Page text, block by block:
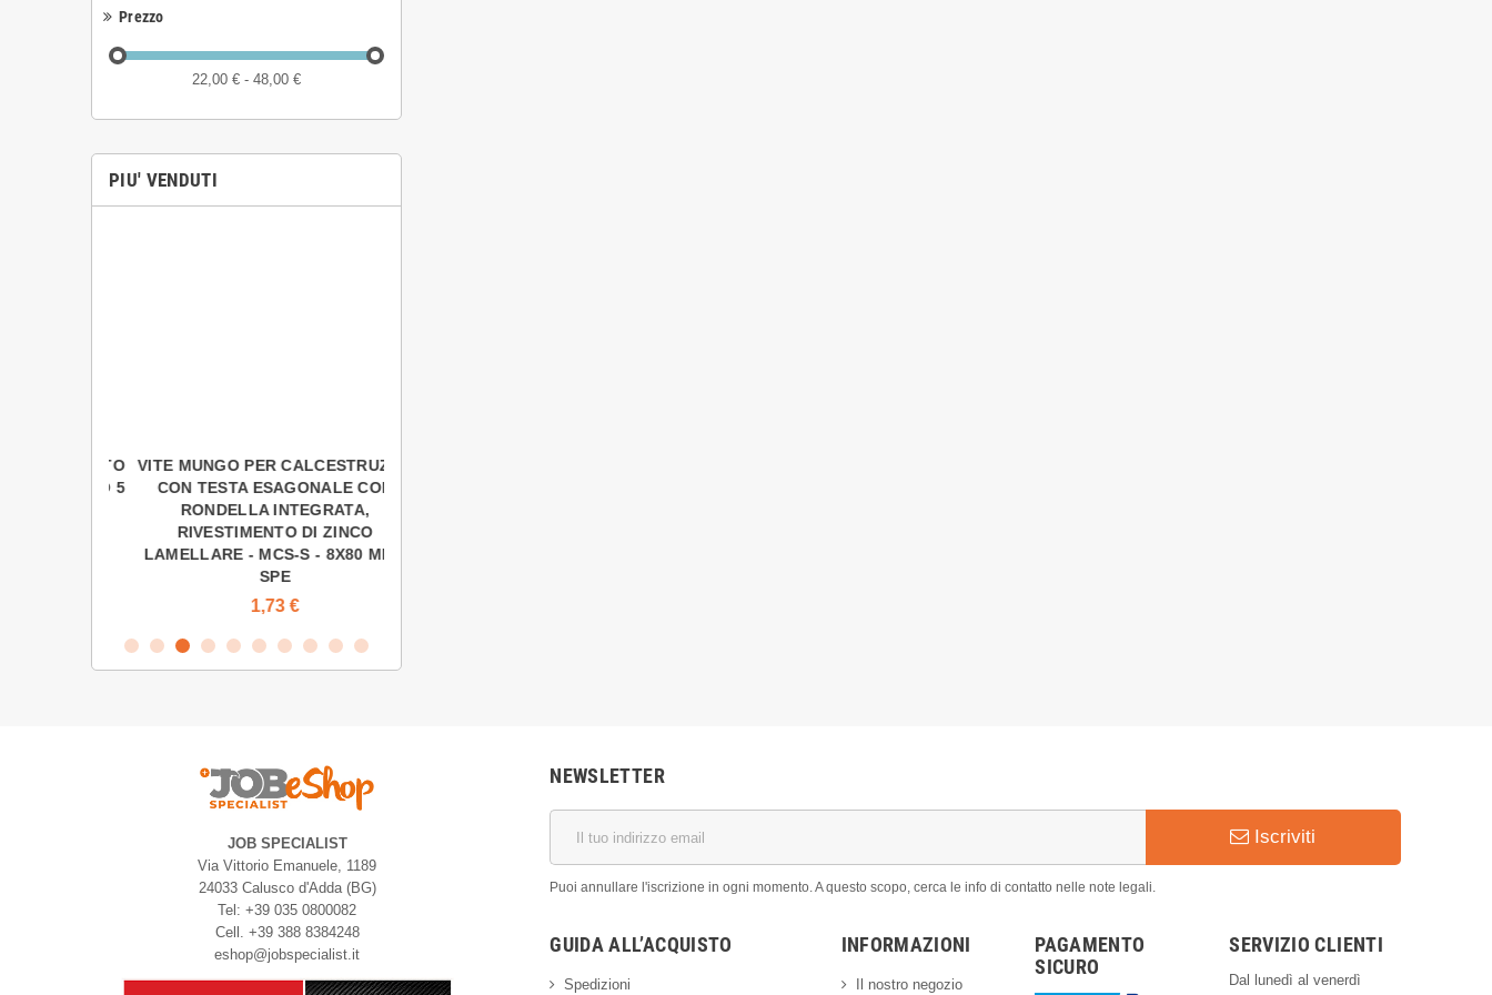
Prezzo
22,00 € - 48,00 €
PIU' VENDUTI
VITE MUNGO PER CALCESTRUZZO
CON TESTA ESAGONALE CON
RONDELLA INTEGRATA,
RIVESTIMENTO DI ZINCO
LAMELLARE - MCS-S - 8X80 MM -
SPE
1,73 €
JOB SPECIALIST
Via Vittorio Emanuele, 1189
24033 Calusco d'Adda (BG)
Tel: +39 035 0800082
Cell. +39 388 8384248
eshop@jobspecialist.it
NEWSLETTER
Iscriviti
Puoi annullare l'iscrizione in ogni momento. A questo scopo, cerca le info di contatto nelle note legali.
GUIDA ALL’ACQUISTO
Spedizioni
INFORMAZIONI
Il nostro negozio
PAGAMENTO
SICURO
SERVIZIO CLIENTI
Dal lunedì al venerdì